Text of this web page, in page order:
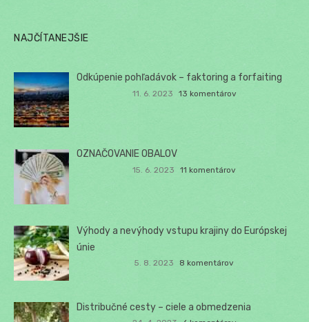
NAJČÍTANEJŠIE
Odkúpenie pohľadávok – faktoring a forfaiting
11. 6. 2023 13 komentárov
OZNAČOVANIE OBALOV
15. 6. 2023 11 komentárov
Výhody a nevýhody vstupu krajiny do Európskej
únie
5. 8. 2023 8 komentárov
Distribučné cesty – ciele a obmedzenia